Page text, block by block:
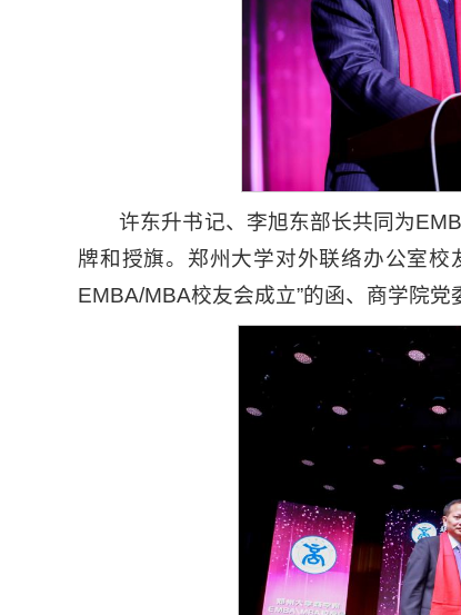
许东升书记、李旭东部长共同为
牌和授旗。郑州大学对外联络办公室
EMBA/MBA校友会成立”的函、商学院